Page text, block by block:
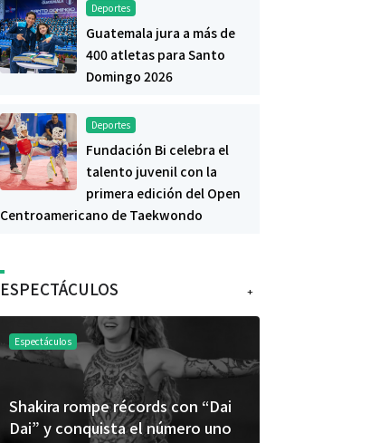
Deportes
Guatemala jura a más de
400 atletas para Santo
Domingo 2026
Deportes
Fundación Bi celebra el
talento juvenil con la
primera edición del Open
Centroamericano de Taekwondo
+
ESPECTÁCULOS
Espectáculos
Shakira rompe récords con “Dai
Dai” y conquista el número uno